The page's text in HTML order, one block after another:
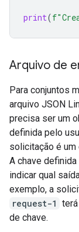
print(f
Arquivo de
Para conjuntos
arquivo JSON
precisa ser um
definida pelo
solicitação é um
A chave
indicar qual
exemplo, a
request-1
de chave.